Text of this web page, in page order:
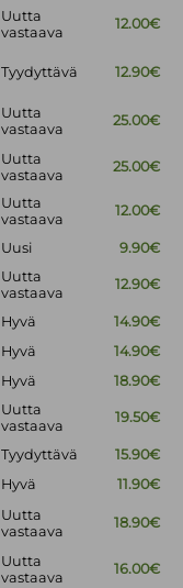
Uutta
vastaava
12.00€
Tyydyttävä 12.90€
Uutta
vastaava
25.00€
Uutta
vastaava
25.00€
Uutta
vastaava
12.00€
Uusi 9.90€
Uutta
vastaava
12.90€
Hyvä
14.90€
Hyvä
14.90€
Hyvä 18.90€
Uutta
vastaava
19.50€
Tyydyttävä
15.90€
Hyvä
11.90€
Uutta
vastaava
18.90€
Uutta
vastaava
16.00€